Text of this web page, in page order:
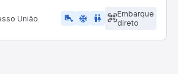
União airline_seat_legroom_extra ac_unit wc
Embarque
direto